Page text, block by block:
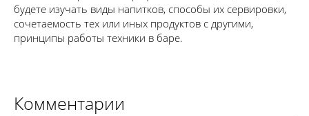
будете изучать виды напитков, способы их сервировки,
сочетаемость тех или иных продуктов с другими,
принципы работы техники в баре.
Комментарии